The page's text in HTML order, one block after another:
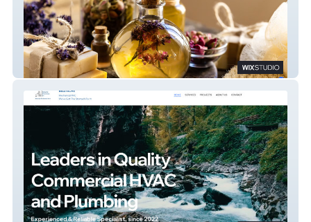
Radiant Health & Wellness